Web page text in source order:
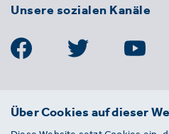
Unsere sozialen Kanäle
BDE
Über Cookies auf dieser